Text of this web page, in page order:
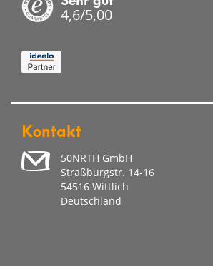
4,6/5,00
Kontakt
50NRTH GmbH
Straßburgstr. 14-16
54516 Wittlich
Deutschland